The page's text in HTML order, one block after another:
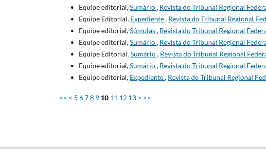
Equipe editorial,Sumário, Revista do Tribunal Regional
Equipe Editorial, Expediente, Revista do Tribunal Regional
Equipe editorial,Súmulas, Revista do Tribunal Regional
Equipe editorial,Sumário, Revista do Tribunal Regional
Equipe Editorial,Sumário, Revista do Tribunal Regional
Equipe editorial,Sumário, Revista do Tribunal Regional
Equipe editorial, Expediente, Revista do Tribunal Regional
<< < 5 678 9 10 11 12 13 > >>